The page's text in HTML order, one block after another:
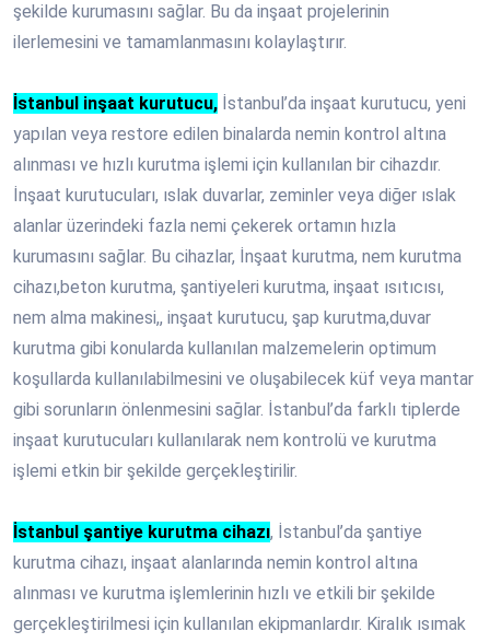
şekilde kurumasını sağlar. Bu da inşaat projelerinin
ilerlemesini ve tamamlanmasını kolaylaştırır.
İstanbul inşaat kurutucu, İstanbul’da inşaat kurutucu, yeni
yapılan veya restore edilen binalarda nemin kontrol altına
alınması ve hızlı kurutma işlemi için kullanılan bir cihazdır.
İnşaat kurutucuları, ıslak duvarlar, zeminler veya diğer ıslak
alanlar üzerindeki fazla nemi çekerek ortamın hızla
kurumasını sağlar. Bu cihazlar, İnşaat kurutma, nem kurutma
cihazı,beton kurutma, şantiyeleri kurutma, inşaat ısıtıcısı,
nem alma makinesi,, inşaat kurutucu, şap kurutma,duvar
kurutma gibi konularda kullanılan malzemelerin optimum
koşullarda kullanılabilmesini ve oluşabilecek küf veya mantar
gibi sorunların önlenmesini sağlar. İstanbul’da farklı tiplerde
inşaat kurutucuları kullanılarak nem kontrolü ve kurutma
işlemi etkin bir şekilde gerçekleştirilir.
İstanbul şantiye kurutma cihazı, İstanbul’da şantiye
kurutma cihazı, inşaat alanlarında nemin kontrol altına
alınması ve kurutma işlemlerinin hızlı ve etkili bir şekilde
gerçekleştirilmesi için kullanılan ekipmanlardır. Kiralık ısımak